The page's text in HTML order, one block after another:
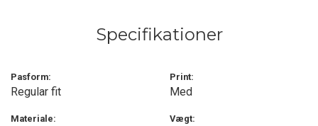
Specifikationer
Pasform:
Regular fit
Print:
Med
Materiale: Vægt: